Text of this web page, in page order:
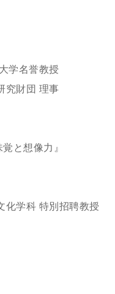
化』
学名誉教授
究財団 理事
と想像力』
化学科 特別招聘教授
』